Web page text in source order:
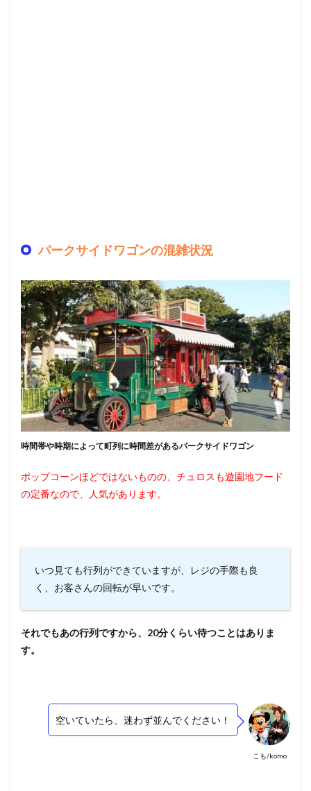
パークサイドワゴンの混雑状況
時間帯や時期によって町列に時間差があるパークサイドワゴン
ポップコーンほどではないものの、チュロスも遊園地フード
の定番なので、人気があります。
いつ見ても行列ができていますが、レジの手際も良
く、お客さんの回転が早いです。
それでもあの行列ですから、20分くらい待つことはありま
す。
こも/komo
空いていたら、迷わず並んでください！